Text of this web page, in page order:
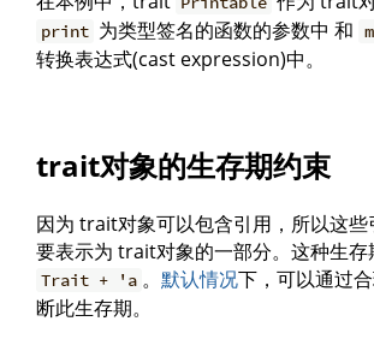
print 为类型签名的函数的参数中 和
转换表达式(cast expression)中。
trait对象的生存期约束
因为 trait对象可以包含引用，所以这
要表示为 trait对象的一部分。这种生存
Trait + 'a 。默认情况下，可以通过
断此生存期。